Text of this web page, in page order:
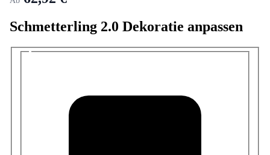
Schmetterling 2.0 Dekoratie anpassen